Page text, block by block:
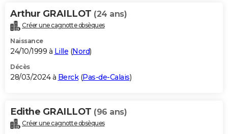
Arthur GRAILLOT (24 ans)
Créer une cagnotte obsèques
Naissance
24/10/1999 à Lille (Nord)
Décès
28/03/2024 à Berck(Pas-de-Calais)
Edithe GRAILLOT (96 ans)
Créer une cagnotte obsèques